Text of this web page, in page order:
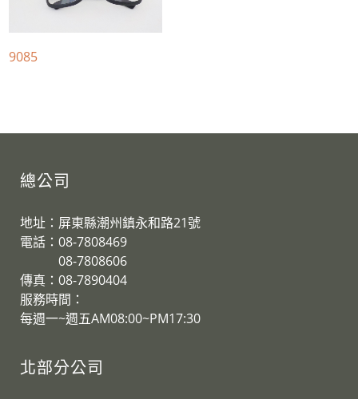
9085
總公司
地址：屏東縣潮州鎮永和路21號
電話：08-7808469
08-7808606
傳真：08-7890404
服務時間：
每週一~週五AM08:00~PM17:30
北部分公司